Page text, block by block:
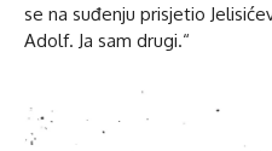
se na suđenju prisjetio
Adolf. Ja sam drugi.“